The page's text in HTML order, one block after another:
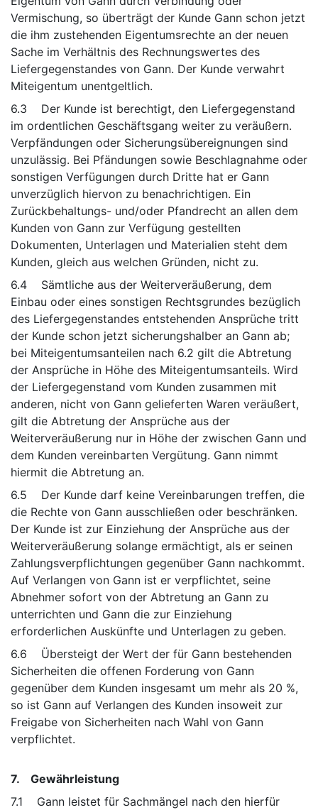
Vermischung, so überträgt der Kunde Gann schon jetzt
die ihm zustehenden Eigentumsrechte an der neuen
Sache im Verhältnis des Rechnungswertes des
Liefergegenstandes von Gann. Der Kunde verwahrt
Miteigentum unentgeltlich.
6.3 Der Kunde ist berechtigt, den Liefergegenstand
im ordentlichen Geschäftsgang weiter zu veräußern.
Verpfändungen oder Sicherungsübereignungen sind
unzulässig. Bei Pfändungen sowie Beschlagnahme oder
sonstigen Verfügungen durch Dritte hat er Gann
unverzüglich hiervon zu benachrichtigen. Ein
Zurückbehaltungs- und/oder Pfandrecht an allen dem
Kunden von Gann zur Verfügung gestellten
Dokumenten, Unterlagen und Materialien steht dem
Kunden, gleich aus welchen Gründen, nicht zu.
6.4 Sämtliche aus der Weiterveräußerung, dem
Einbau oder eines sonstigen Rechtsgrundes bezüglich
des Liefergegenstandes entstehenden Ansprüche tritt
der Kunde schon jetzt sicherungshalber an Gann ab;
bei Miteigentumsanteilen nach 6.2 gilt die Abtretung
der Ansprüche in Höhe des Miteigentumsanteils. Wird
der Liefergegenstand vom Kunden zusammen mit
anderen, nicht von Gann gelieferten Waren veräußert,
gilt die Abtretung der Ansprüche aus der
Weiterveräußerung nur in Höhe der zwischen Gann und
dem Kunden vereinbarten Vergütung. Gann nimmt
hiermit die Abtretung an.
6.5 Der Kunde darf keine Vereinbarungen treffen, die
die Rechte von Gann ausschließen oder beschränken.
Der Kunde ist zur Einziehung der Ansprüche aus der
Weiterveräußerung solange ermächtigt, als er seinen
Zahlungsverpflichtungen gegenüber Gann nachkommt.
Auf Verlangen von Gann ist er verpflichtet, seine
Abnehmer sofort von der Abtretung an Gann zu
unterrichten und Gann die zur Einziehung
erforderlichen Auskünfte und Unterlagen zu geben.
6.6 Übersteigt der Wert der für Gann bestehenden
Sicherheiten die offenen Forderung von Gann
gegenüber dem Kunden insgesamt um mehr als 20 %,
so ist Gann auf Verlangen des Kunden insoweit zur
Freigabe von Sicherheiten nach Wahl von Gann
verpflichtet.
7. Gewährleistung
7.1 Gann leistet für Sachmängel nach den hierfür